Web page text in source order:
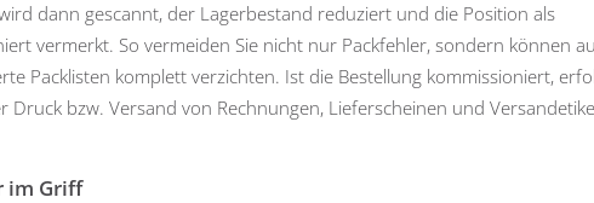
dann gescannt, der Lagerbestand reduziert und die Position als
vermerkt. So vermeiden Sie nicht nur Packfehler, sondern können
Packlisten komplett verzichten. Ist die Bestellung kommissioniert,
Druck bzw. Versand von Rechnungen, Lieferscheinen und
im Griff